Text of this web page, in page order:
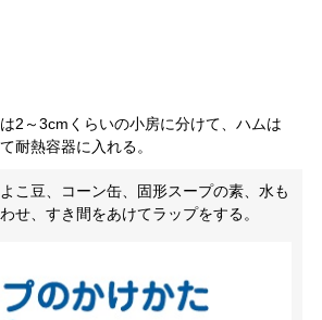
2～3cmくらいの小房に分けて、ハムは
耐熱容器に入れる。
こ豆、コーン缶、固形スープの素、水も
せ、すき間をあけてラップをする。